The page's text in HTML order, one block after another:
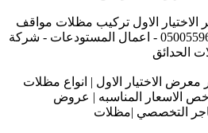
الاول تركيب مظلات مواقف
سيارات بالرياض - 0500559613 - اعمال المستودعات - شركة
الحدائق
الاختيار الاول | انواع مظلات
الاسعار المناسبه | عروض
التخصصي |مظلات